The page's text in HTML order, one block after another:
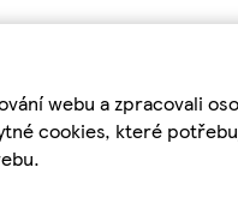
webu a zpracovali
cookies, které